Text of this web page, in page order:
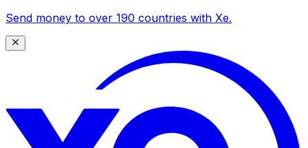
Send money to over 190 countries with Xe.